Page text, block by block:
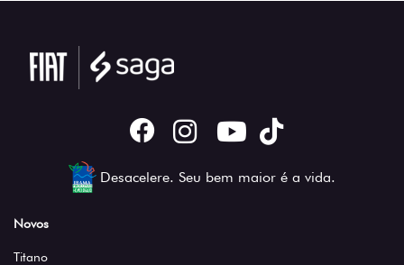
Desacelere. Seu bem maior é a vida.
Novos
Titano